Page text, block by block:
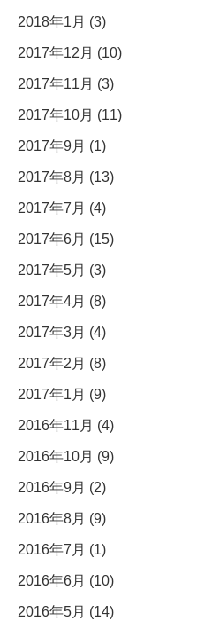
2018年1月 (3)
2017年12月 (10)
2017年11月 (3)
2017年10月 (11)
2017年9月 (1)
2017年8月 (13)
2017年7月 (4)
2017年6月 (15)
2017年5月 (3)
2017年4月 (8)
2017年3月 (4)
2017年2月 (8)
2017年1月 (9)
2016年11月 (4)
2016年10月 (9)
2016年9月 (2)
2016年8月 (9)
2016年7月 (1)
2016年6月 (10)
2016年5月 (14)